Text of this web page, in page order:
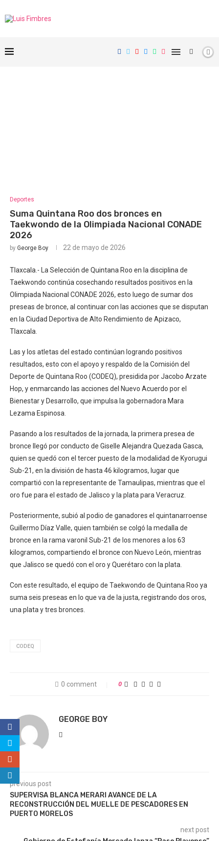
Deportes
Suma Quintana Roo dos bronces en
Taekwondo de la Olimpiada Nacional CONADE
2026
by George Boy 22 de mayo de 2026
Tlaxcala.- La Selección de Quintana Roo en la disciplina de
Taekwondo continúa cosechando resultados positivos en la
Olimpiada Nacional CONADE 2026, esto luego de sumar dos
preseas de bronce, al continuar con las acciones que se disputan
en la Ciudad Deportiva de Alto Rendimiento de Apizaco,
Tlaxcala.
Las y los atletas del estado continúan logrando positivos
resultados, esto con el apoyo y respaldo de la Comisión del
Deporte de Quintana Roo (CODEQ), presidida por Jacobo Arzate
Hop, y enmarcando las acciones del Nuevo Acuerdo por el
Bienestar y Desarrollo, que impulsa la gobernadora Mara
Lezama Espinosa.
Pasando a los resultados de la jornada, la primera presea de
bronce llegó por conducto de Giselle Alejandra Quezada Gasca,
quien se quedó con el tercer puesto de la modalidad de Kyorugui
Sub-21, en la división de hasta 46 kilogramos, lugar que
compartió con la representante de Tamaulipas, mientras que el
oro fue para el estado de Jalisco y la plata para Veracruz.
Posteriormente, subió al podio de ganadores el quintanarroense
Guillermo Díaz Valle, quien también se colgó la medalla de
bronce en la rama varonil Sub-21 de los menores a los 63
kilogramos, compartiendo el bronce con Nuevo León, mientras
que Jalisco se quedó con el oro y Querétaro con la plata.
Con este resultado, el equipo de Taekwondo de Quintana Roo ya
suma seis preseas en lo que va de la justa, registrando dos oros,
una plata y tres bronces.
CODEQ
0 comment 0
GEORGE BOY
previous post
SUPERVISA BLANCA MERARI AVANCE DE LA
RECONSTRUCCIÓN DEL MUELLE DE PESCADORES EN
PUERTO MORELOS
next post